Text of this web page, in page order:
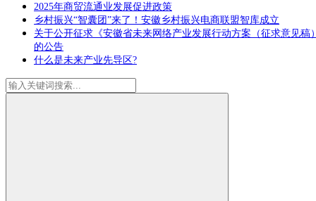
2025年商贸流通业发展促进政策
乡村振兴“智囊团”来了！安徽乡村振兴电商联盟智库成立
关于公开征求《安徽省未来网络产业发展行动方案（征求意见稿
的公告
什么是未来产业先导区?